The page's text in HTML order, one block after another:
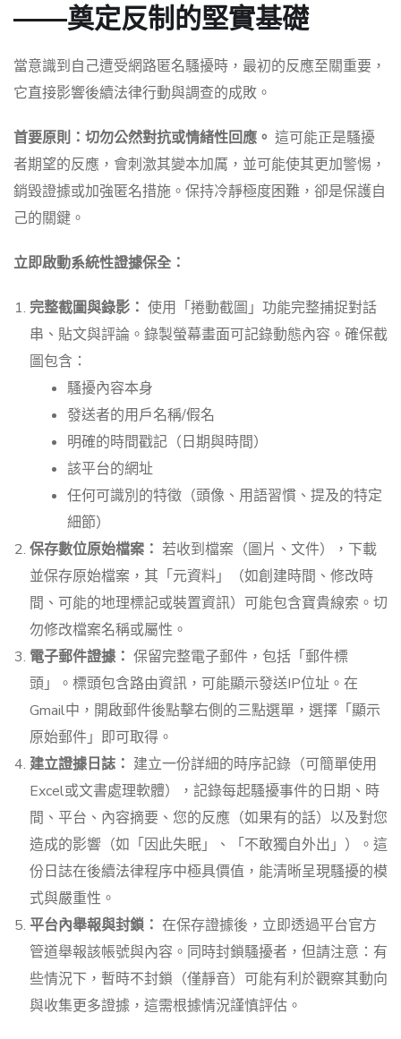
——奠定反制的堅實基礎
當意識到自己遭受網路匿名騷擾時，最初的反應至關重要，
它直接影響後續法律行動與調查的成敗。
首要原則：切勿公然對抗或情緒性回應。 這可能正是騷擾
者期望的反應，會刺激其變本加厲，並可能使其更加警惕，
銷毀證據或加強匿名措施。保持冷靜極度困難，卻是保護自
己的關鍵。
立即啟動系統性證據保全：
完整截圖與錄影： 使用「捲動截圖」功能完整捕捉對話
串、貼文與評論。錄製螢幕畫面可記錄動態內容。確保截
圖包含：
騷擾內容本身
發送者的用戶名稱/假名
明確的時間戳記（日期與時間）
該平台的網址
任何可識別的特徵（頭像、用語習慣、提及的特定
細節）
保存數位原始檔案： 若收到檔案（圖片、文件），下載
並保存原始檔案，其「元資料」（如創建時間、修改時
間、可能的地理標記或裝置資訊）可能包含寶貴線索。切
勿修改檔案名稱或屬性。
電子郵件證據： 保留完整電子郵件，包括「郵件標
頭」。標頭包含路由資訊，可能顯示發送IP位址。在
Gmail中，開啟郵件後點擊右側的三點選單，選擇「顯示
原始郵件」即可取得。
建立證據日誌： 建立一份詳細的時序記錄（可簡單使用
Excel或文書處理軟體），記錄每起騷擾事件的日期、時
間、平台、內容摘要、您的反應（如果有的話）以及對您
造成的影響（如「因此失眠」、「不敢獨自外出」）。這
份日誌在後續法律程序中極具價值，能清晰呈現騷擾的模
式與嚴重性。
平台內舉報與封鎖： 在保存證據後，立即透過平台官方
管道舉報該帳號與內容。同時封鎖騷擾者，但請注意：有
些情況下，暫時不封鎖（僅靜音）可能有利於觀察其動向
與收集更多證據，這需根據情況謹慎評估。